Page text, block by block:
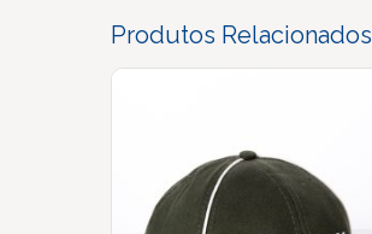
Produtos Relacionados